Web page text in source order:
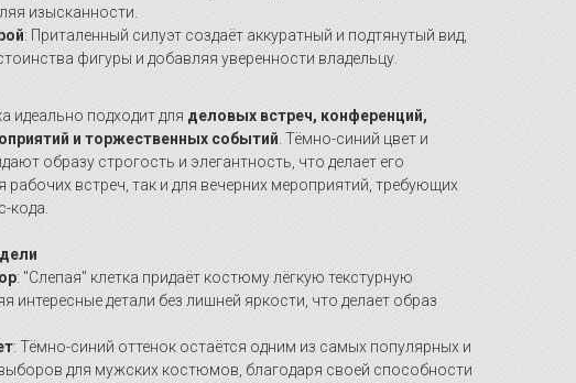
изысканности.
: Приталенный силуэт создаёт аккуратный и подтянутый вид,
фигуры и добавляя уверенности владельцу.
идеально подходит дляделовых встреч, конференций,
и торжественных событий. Тёмно-синий цвет и
образу строгость и элегантность, что делает его
рабочих встреч, так и для вечерних мероприятий, требующих
кода.
: "Слепая" клетка придаёт костюму лёгкую текстурную
интересные детали без лишней яркости, что делает образ
: Тёмно-синий оттенок остаётся одним из самых популярных и
для мужских костюмов, благодаря своей способности